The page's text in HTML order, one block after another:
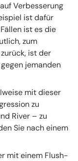
Verbesserung
ist dafür
ist es die
zum
ist der
jemanden
mit dieser
zu
River – zu
Sie nach einem
mit einem Flush-